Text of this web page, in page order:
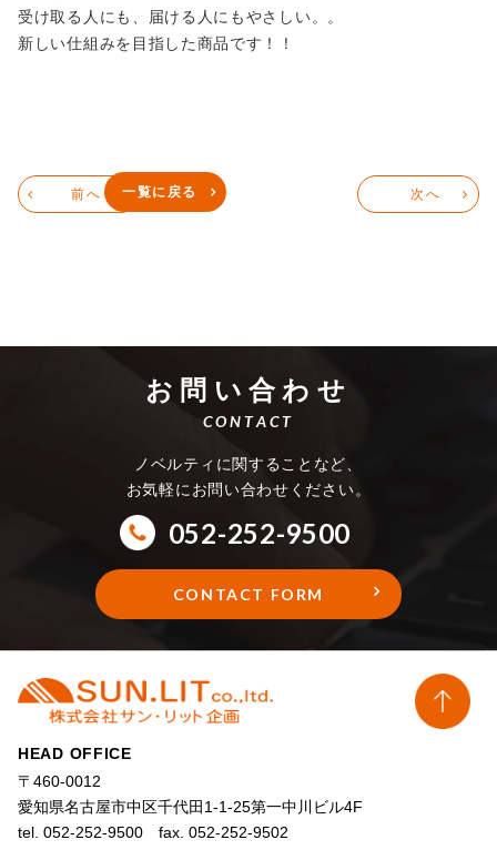
受け取る人にも、届ける人にもやさしい。。
新しい仕組みを目指した商品です！！
前へ 一覧に戻る 次へ
お問い合わせ
CONTACT
ノベルティに関することなど、
お気軽にお問い合わせください。
052-252-9500
CONTACT FORM
HEAD OFFICE
〒460-0012
愛知県名古屋市中区千代田1-1-25第一中川ビル4F
tel. 052-252-9500 fax. 052-252-9502